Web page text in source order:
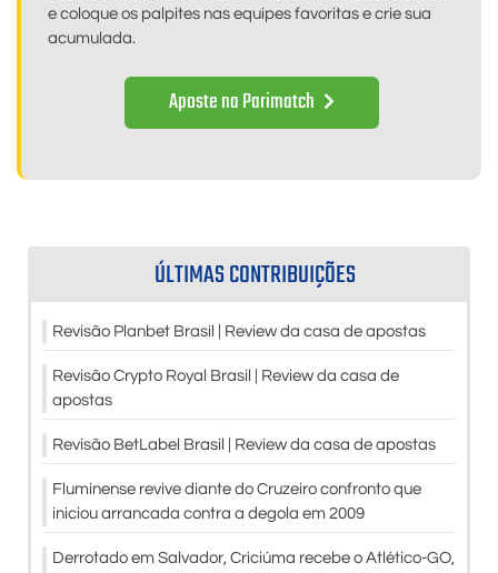
e coloque os palpites nas equipes favoritas e crie sua
acumulada.
Aposte na Parimatch
ÚLTIMAS CONTRIBUIÇÕES
Revisão Planbet Brasil | Review da casa de apostas
Revisão Crypto Royal Brasil | Review da casa de
apostas
Revisão BetLabel Brasil | Review da casa de apostas
Fluminense revive diante do Cruzeiro confronto que
iniciou arrancada contra a degola em 2009
Derrotado em Salvador, Criciúma recebe o Atlético-GO,